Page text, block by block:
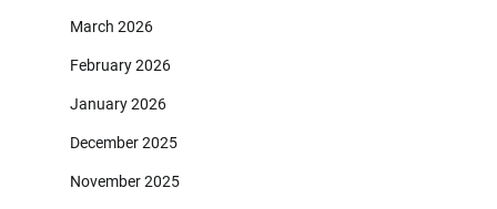
March 2026
February 2026
January 2026
December 2025
November 2025